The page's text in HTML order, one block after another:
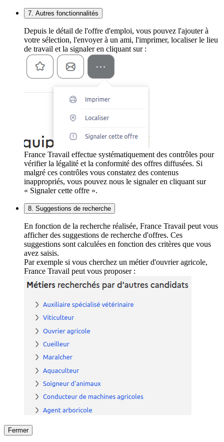
7. Autres fonctionnalités
Depuis le détail de l'offre d'emploi, vous pouvez l'ajouter à
votre sélection, l'envoyer à un ami, l'imprimer, localiser le lieu
de travail et la signaler en cliquant sur :
France Travail effectue systématiquement des contrôles pour
vérifier la légalité et la conformité des offres diffusées. Si
malgré ces contrôles vous constatez des contenus
inappropriés, vous pouvez nous le signaler en cliquant sur
« Signaler cette offre ».
8. Suggestions de recherche
En fonction de la recherche réalisée, France Travail peut vous
afficher des suggestions de recherche d'offres. Ces
suggestions sont calculées en fonction des critères que vous
avez saisis.
Par exemple si vous cherchez un métier d'ouvrier agricole,
France Travail peut vous proposer :
Fermer